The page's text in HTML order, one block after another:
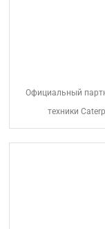
Официальный
техники